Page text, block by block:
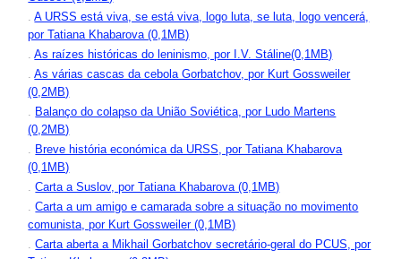
.A URSS está viva, se está viva, logo luta, se luta, logo vencerá,
por Tatiana Khabarova (0,1MB)
.As raízes históricas do leninismo, por I.V. Stáline(0,1MB)
.As várias cascas da cebola Gorbatchov, por Kurt Gossweiler
(0,2MB)
. Balanço do colapso da União Soviética, por Ludo Martens
(0,2MB)
. Breve história económica da URSS, por Tatiana Khabarova
(0,1MB)
.Carta a Suslov, por Tatiana Khabarova (0,1MB)
.Carta a um amigo e camarada sobre a situação no movimento
comunista, por Kurt Gossweiler (0,1MB)
.Carta aberta a Mikhail Gorbatchov secretário-geral do PCUS, por